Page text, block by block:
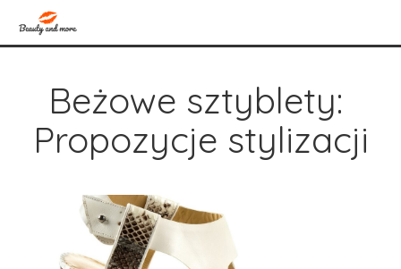
Beżowe sztyblety:
Propozycje stylizacji